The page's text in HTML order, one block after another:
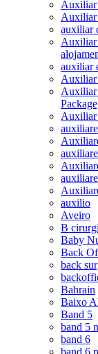
Auxiliar
Auxiliar
auxiliar
Auxiliar
auxiliar
Auxiliar
Auxiliar
Auxiliar
auxilio
Aveiro
B
Baby
Back
back
Bahrain
Baixo
Band 5
band 5
band 6
band 6